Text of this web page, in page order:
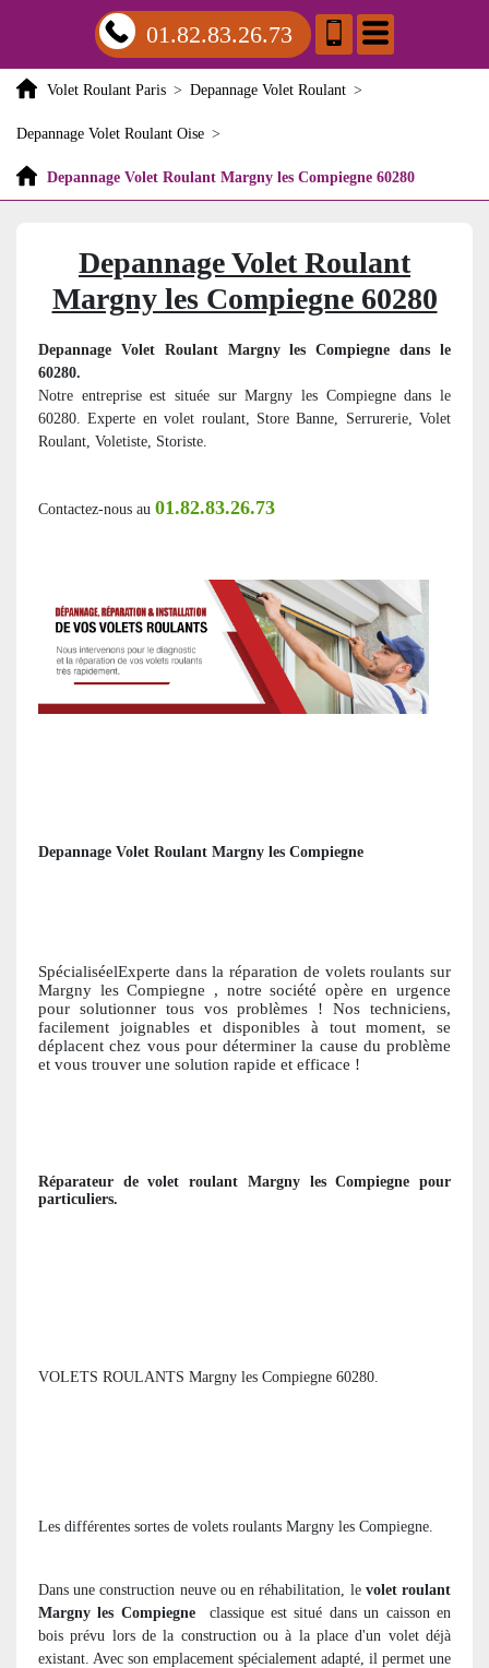
01.82.83.26.73
Volet Roulant Paris > Depannage Volet Roulant >
Depannage Volet Roulant Oise >
Depannage Volet Roulant Margny les Compiegne 60280
Depannage Volet Roulant
Margny les Compiegne 60280
Depannage Volet Roulant Margny les Compiegne dans le
60280.
Notre entreprise est située sur Margny les Compiegne dans le
60280. Experte en volet roulant, Store Banne, Serrurerie, Volet
Roulant, Voletiste, Storiste.
Contactez-nous au 01.82.83.26.73
Depannage Volet Roulant Margny les Compiegne
SpécialiséelExperte dans la réparation de volets roulants sur
Margny les Compiegne , notre société opère en urgence
pour solutionner tous vos problèmes ! Nos techniciens,
facilement joignables et disponibles à tout moment, se
déplacent chez vous pour déterminer la cause du problème
et vous trouver une solution rapide et efficace !
Réparateur de volet roulant Margny les Compiegnepour
particuliers.
VOLETS ROULANTS Margny les Compiegne 60280.
Les différentes sortes de volets roulants Margny les Compiegne.
Dans une construction neuve ou en réhabilitation, le volet roulant
Margny les Compiegne
classique est situé dans un caisson en
bois prévu lors de la construction ou à la place d'un volet déjà
existant. Avec son emplacement spécialement adapté, il permet une